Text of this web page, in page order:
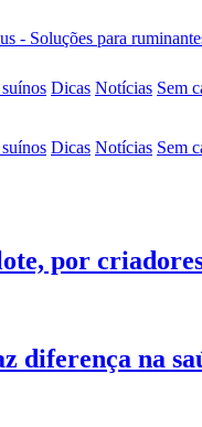
Dicas Notícias Sem
Dicas Notícias Sem
por
na